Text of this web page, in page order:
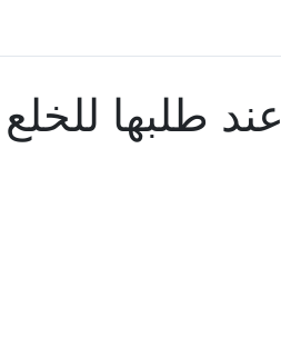
870 عند طلبها